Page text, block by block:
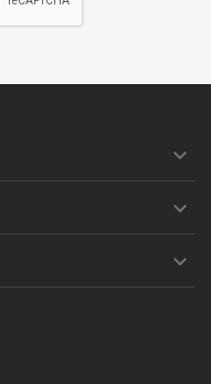


